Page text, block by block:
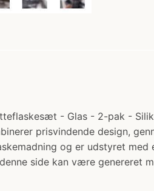
- Glas - 2-pak -
prisvindende design,
og er udstyret
side kan være genereret